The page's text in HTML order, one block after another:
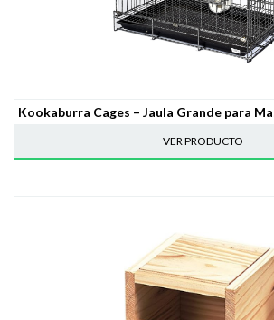
VER PRODUCTO